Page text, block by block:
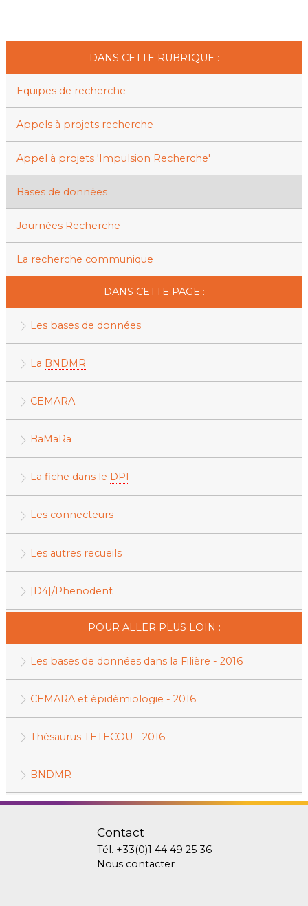
DANS CETTE RUBRIQUE :
Equipes de recherche
Appels à projets recherche
Appel à projets 'Impulsion Recherche'
Bases de données
Journées Recherche
La recherche communique
DANS CETTE PAGE :
Les bases de données
La BNDMR
CEMARA
BaMaRa
La fiche dans le DPI
Les connecteurs
Les autres recueils
[D4]/Phenodent
POUR ALLER PLUS LOIN :
Les bases de données dans la Filière - 2016
CEMARA et épidémiologie - 2016
Thésaurus TETECOU - 2016
BNDMR
Contact
Tél. +33(0)1 44 49 25 36
Nous contacter